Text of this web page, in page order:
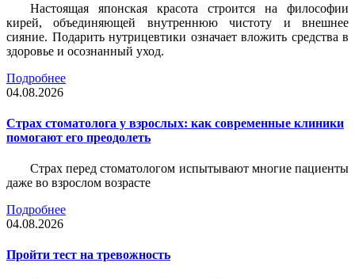
Настоящая японская красота строится на философии
кирей, объединяющей внутреннюю чистоту и внешнее
сияние. Подарить нутрицевтики означает вложить средства в
здоровье и осознанный уход.
Подробнее
04.08.2026
Страх стоматолога у взрослых: как современные клиники
помогают его преодолеть
Страх перед стоматологом испытывают многие пациенты
даже во взрослом возрасте
Подробнее
04.08.2026
Пройти тест на тревожность